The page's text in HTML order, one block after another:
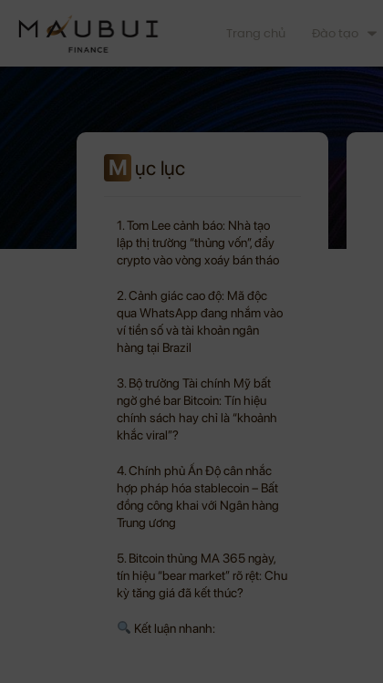
Trang chủ Đào tạo
M ục lục
1. Tom Lee cảnh báo: Nhà tạo
lập thị trường “thủng vốn”, đẩy
crypto vào vòng xoáy bán tháo
2. Cảnh giác cao độ: Mã độc
qua WhatsApp đang nhắm vào
ví tiền số và tài khoản ngân
hàng tại Brazil
3. Bộ trưởng Tài chính Mỹ bất
ngờ ghé bar Bitcoin: Tín hiệu
chính sách hay chỉ là “khoảnh
khắc viral”?
4. Chính phủ Ấn Độ cân nhắc
hợp pháp hóa stablecoin – Bất
đồng công khai với Ngân hàng
Trung ương
5. Bitcoin thủng MA 365 ngày,
tín hiệu “bear market” rõ rệt: Chu
kỳ tăng giá đã kết thúc?
Kết luận nhanh: